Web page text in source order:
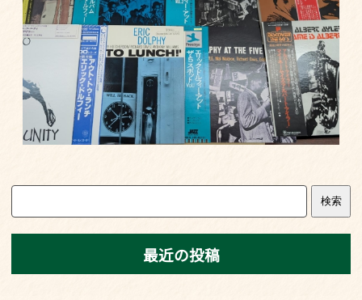
検索
最近の投稿